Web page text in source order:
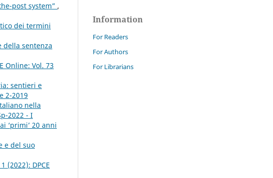
post system” ,
dei termini
della sentenza
Online: Vol. 73
sentieri e
2-2019
nella
2022 - I
‘primi’ 20 anni
e del suo
(2022): DPCE
Information
For Readers
For Authors
For Librarians